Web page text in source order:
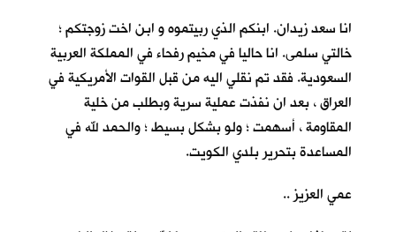
انا سعد زيدان. ابنكم الذي ربيتموه و ابن اخت زوجتكم ؛
خالتي سلمى. انا حاليا في مخيم رفحاء في المملكة العربية
السعودية. فقد تم نقلي اليه من قبل القوات الأمريكية في
العراق ، بعد ان نفذت عملية سرية وبطلب من خلية
المقاومة ، أسهمت ؛ ولو بشكل بسيط ؛ والحمد لله في
المساعدة بتحرير بلدي الكويت.
عمي العزيز ..